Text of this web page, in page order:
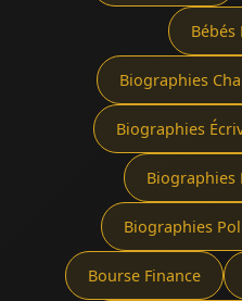
Bébés
Biographies
Biographies
Biographies
Biographies
Bourse Finance